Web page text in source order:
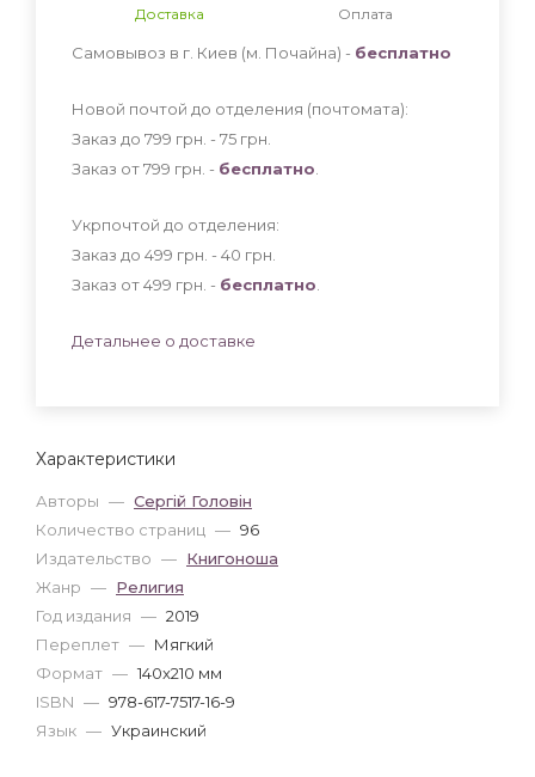
Характеристики
Авторы — Сергій Головін
Количество страниц — 96
Издательство — Книгоноша
Жанр — Религия
Год издания — 2019
Переплет — Мягкий
Формат — 140x210 мм
ISBN — 978-617-7517-16-9
Язык — Украинский
Доставка
Оплата
Самовывоз в г. Киев (м. Почайна) - бесплатно
Новой почтой до отделения (почтомата):
Заказ до 799 грн. - 75 грн
Заказ от 799 грн. - бесплатно
Укрпочтой до отделения:
Заказ до 499 грн. - 40 грн
Заказ от 499 грн. - бесплатно
Детальнее о доставке